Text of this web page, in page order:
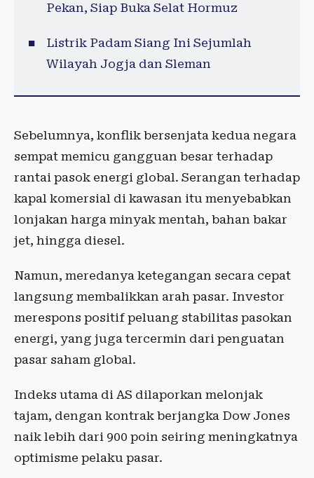
Pekan, Siap Buka Selat Hormuz
Listrik Padam Siang Ini Sejumlah
Wilayah Jogja dan Sleman
Sebelumnya, konflik bersenjata kedua negara
sempat memicu gangguan besar terhadap
rantai pasok energi global. Serangan terhadap
kapal komersial di kawasan itu menyebabkan
lonjakan harga minyak mentah, bahan bakar
jet, hingga diesel.
Namun, meredanya ketegangan secara cepat
langsung membalikkan arah pasar. Investor
merespons positif peluang stabilitas pasokan
energi, yang juga tercermin dari penguatan
pasar saham global.
Indeks utama di AS dilaporkan melonjak
tajam, dengan kontrak berjangka Dow Jones
naik lebih dari 900 poin seiring meningkatnya
optimisme pelaku pasar.